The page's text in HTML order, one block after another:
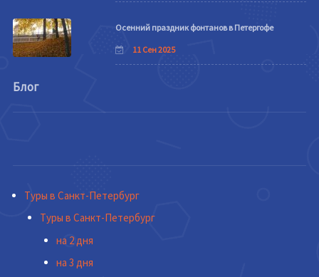
Осенний праздник фонтанов в Петергофе
11 Сен 2025
Блог
Туры в Санкт-Петербург
Туры в Санкт-Петербург
на 2 дня
на 3 дня